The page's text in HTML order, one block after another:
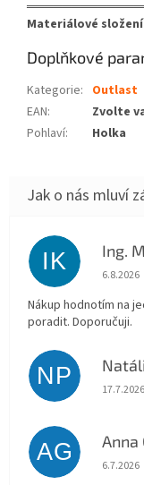
Materiálové
Doplňkové
Kategorie: Outlast
EAN:
Zvolte
Pohlaví: Holka
IK Ing.
6.8.2026
Nákup hodnotím na
poradit. Doporučuji.
NP
17.7.2026
AG Anna
6.7.2026